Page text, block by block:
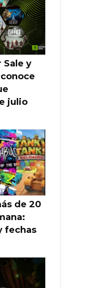
Sale y
julio
de 20
fechas